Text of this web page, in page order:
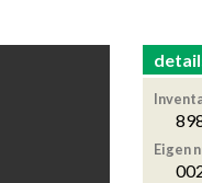
Eigen